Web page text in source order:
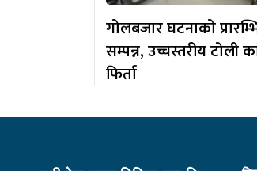
गोलबजार घटनाको
सम्पन्न, उच्चस्तरीय टोली
फिर्ता